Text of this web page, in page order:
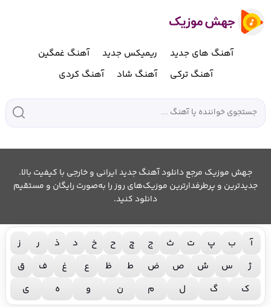
آهنگ های جدید ریمیکس جدید
آهنگ غمگین
آهنگ ترکی
آهنگ شاد آهنگ کردی
جهش موزیک مرجع دانلود آهنگ جدید ایرانی و خارجی با کیفیت بالا.
جدیدترین و پرطرفدارترین موزیک‌های روز را به‌صورت رایگان و مستقیم
دانلود کنید.
آ ب پ ت ث ج چ ح خ د ذ ر
ز
ژ
س ش ص ض ط ظ ع غ ف
ق
ک
گ ل م ن و ه ی